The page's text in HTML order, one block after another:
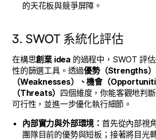
的天花板與競爭屏障。
3. SWOT 系統化評估
在構思創業 idea 的過程中，SWOT 評
性的篩選工具。透過優勢（Strengths
（Weaknesses）、機會（
（Threats） 四個維度，你能客觀地判
可行性，並進一步優化執行細節。
內部實力與外部環境： 首先從內部視
團隊目前的優勢與短板；接著將目光